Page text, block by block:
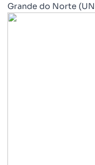
Grande do Norte